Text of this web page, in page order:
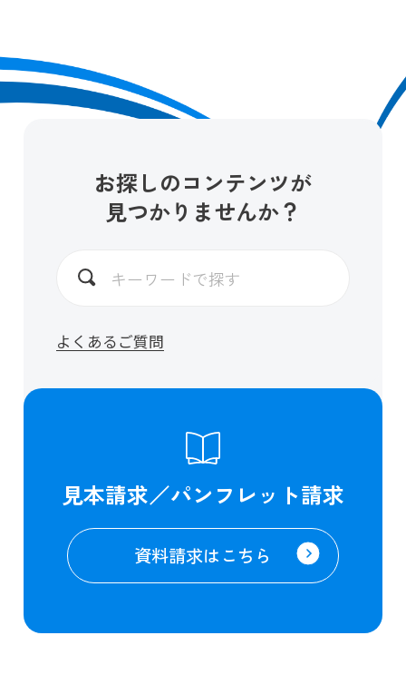
お探しのコンテンツが
見つかりませんか？
よくあるご質問
見本請求／パンフレット請求
資料請求はこちら